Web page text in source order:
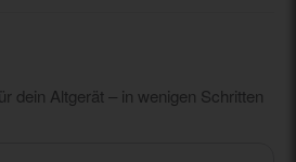
dein Altgerät – in wenigen Schritten